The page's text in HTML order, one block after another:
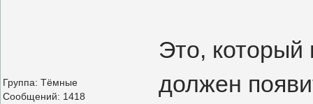
Группа: Тёмные
Сообщений: 1418
Это, который
должен